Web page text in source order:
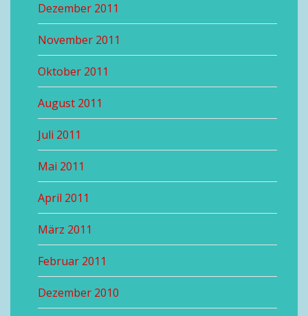
Dezember 2011
November 2011
Oktober 2011
August 2011
Juli 2011
Mai 2011
April 2011
März 2011
Februar 2011
Dezember 2010